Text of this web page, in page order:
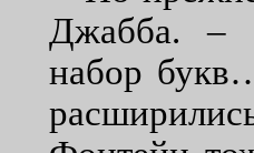
Джабба. –
набор